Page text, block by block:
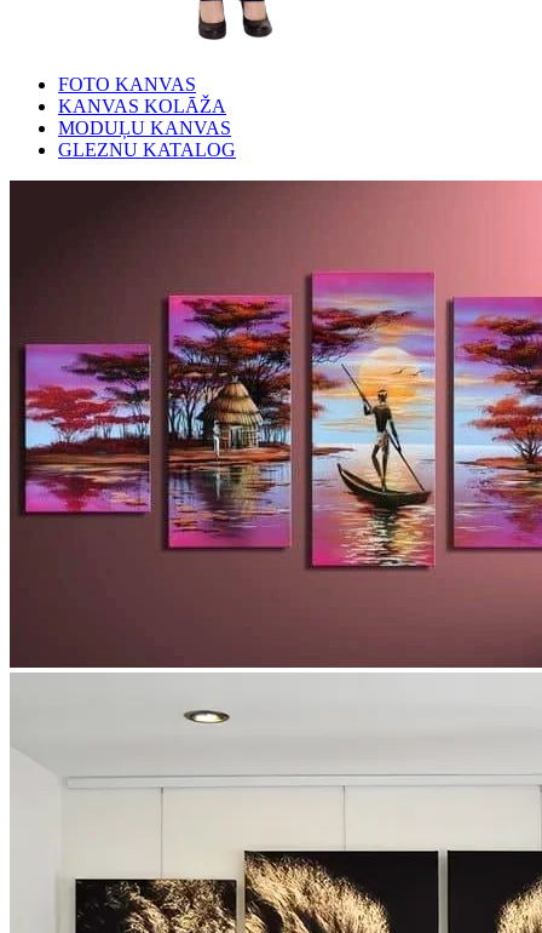
FOTO KANVAS
KANVAS KOLĀŽA
MODUĻU KANVAS
GLEZNU KATALOG